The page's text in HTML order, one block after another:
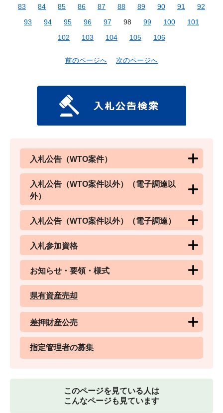
83
84 85 86 87 88 89 90 91
92
93
94 95 96 97 98 99 100
101
102
103 104 105 106
前のページへ 次のページへ
入札公告（WTO案件）
入札公告（WTO案件以外）（電子調達以
外）
入札公告（WTO案件以外）（電子調達）
入札参加資格
お知らせ・要領・様式
県有資産売却
差押財産公売
指定管理者の募集
このページを見ている人は
こんなページも見ています